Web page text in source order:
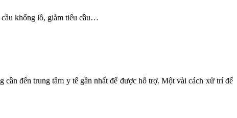
cầu khổng lồ, giảm tiểu cầu…
đến trung tâm y tế gần nhất để được hỗ trợ. Một vài cách xử trí để